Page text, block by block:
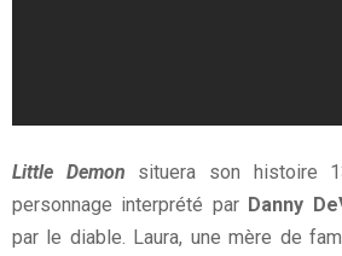
Little Demon situera son histoire
personnage interprété par Danny
par le diable. Laura, une mère de